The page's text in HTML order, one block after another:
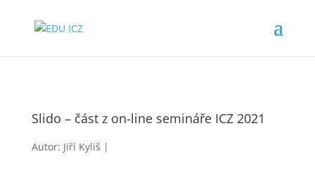
Slido – část z on-line semináře ICZ 2021
Autor: Jiří Kyliš |